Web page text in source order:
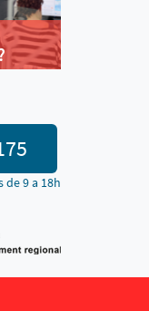
de 9 a 18h